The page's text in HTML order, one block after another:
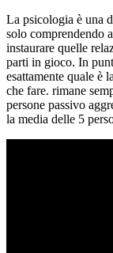
La psicologia è una
solo comprendendo
instaurare quelle
parti in gioco. In
esattamente quale è
che fare. rimane
persone passivo
la media delle 5